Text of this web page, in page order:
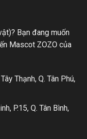
Bạn đang muốn
Mascot ZOZO của
Thạnh, Q. Tân Phú,
P.15, Q. Tân Bình,